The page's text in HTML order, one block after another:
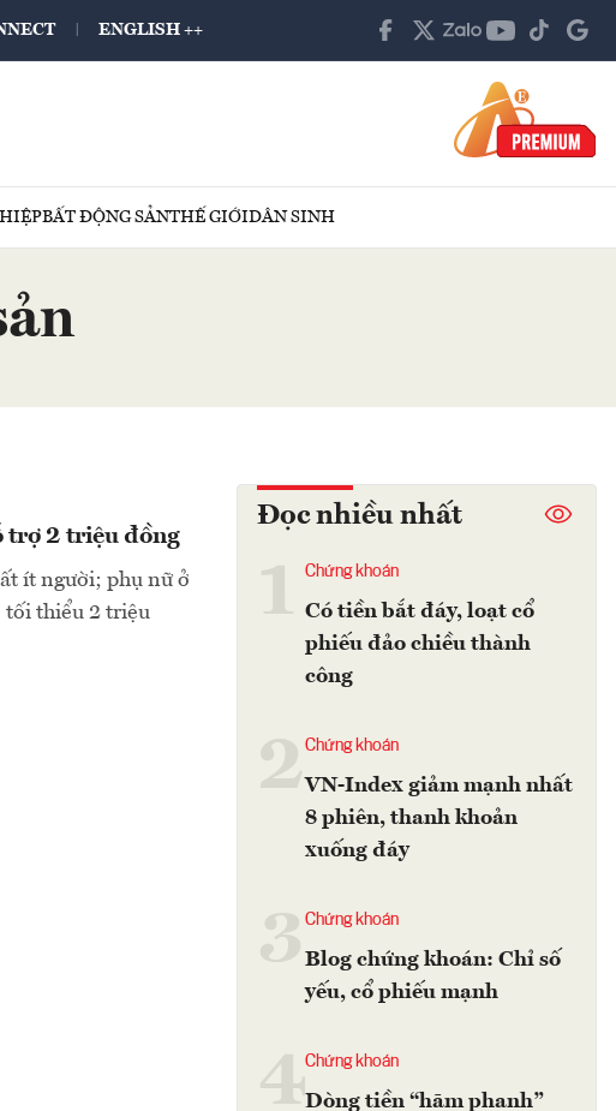
ENGLISH ++
BẤT ĐỘNG SẢNTHẾ GIỚIDÂN SINH
trợ 2 triệu đồng
ít người; phụ nữ ở
tối thiểu 2 triệu
Đọc nhiều nhất
Chứng khoán
Có tiền bắt đáy, loạt cổ
phiếu đảo chiều thành
công
2Chứng khoán
VN-Index giảm mạnh nhất
8 phiên, thanh khoản
xuống đáy
Chứng khoán
Blog chứng khoán: Chỉ số
yếu, cổ phiếu mạnh
4Chứng khoán
Dòng tiền “hãm phanh”